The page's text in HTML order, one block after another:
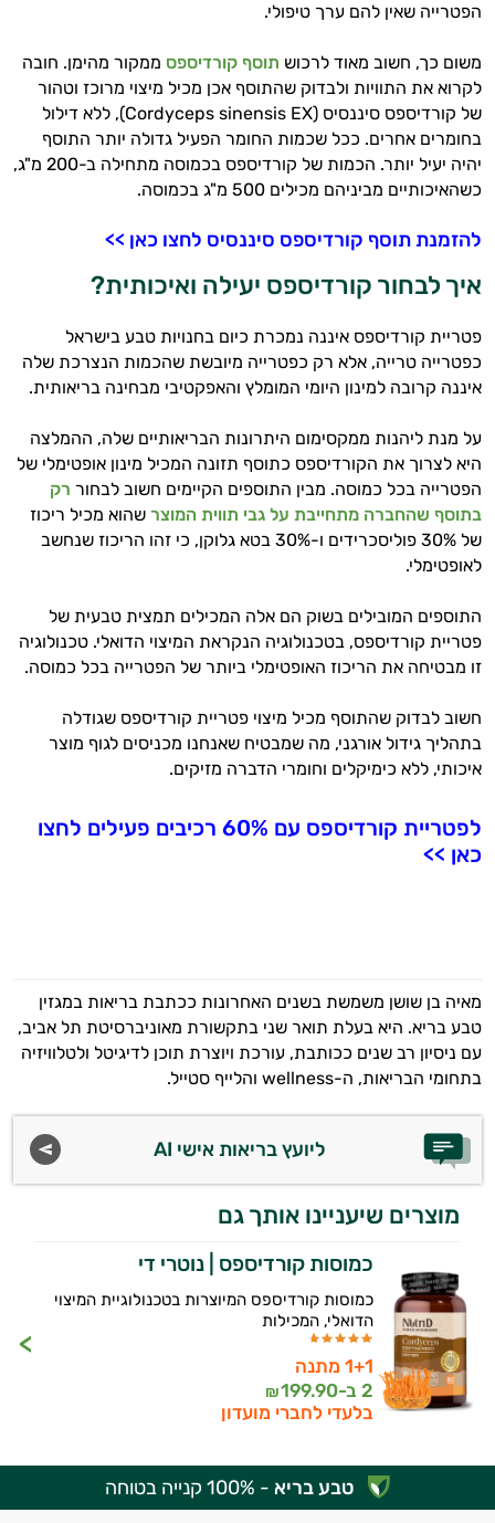
הפטרייה שאין להם ערך טיפולי.
משום כך, חשוב מאוד לרכוש תוסף קורדיספס ממקור מהימן. חובה
לקרוא את התוויות ולבדוק שהתוסף אכן מכיל מיצוי מרוכז וטהור
של קורדיספס סיננסיס (Cordyceps sinensis EX), ללא דילול
בחומרים אחרים. ככל שכמות החומר הפעיל גדולה יותר התוסף
יהיה יעיל יותר. הכמות של קורדיספס בכמוסה מתחילה ב-200 מ"ג,
כשהאיכותיים מביניהם מכילים 500 מ"ג בכמוסה.
להזמנת תוסף קורדיספס סיננסיס לחצו כאן >>
איך לבחור קורדיספס יעילה ואיכותית?
פטריית קורדיספס איננה נמכרת כיום בחנויות טבע בישראל
כפטרייה טרייה, אלא רק כפטרייה מיובשת שהכמות הנצרכת שלה
איננה קרובה למינון היומי המומלץ והאפקטיבי מבחינה בריאותית.
על מנת ליהנות ממקסימום היתרונות הבריאותיים שלה, ההמלצה
היא לצרוך את הקורדיספס כתוסף תזונה המכיל מינון אופטימלי של
הפטרייה בכל כמוסה. מבין התוספים הקיימים חשוב לבחור רק
בתוסף שהחברה מתחייבת על גבי תווית המוצר שהוא מכיל ריכוז
של 30% פוליסכרידים ו-30% בטא גלוקן, כי זהו הריכוז שנחשב
לאופטימלי.
התוספים המובילים בשוק הם אלה המכילים תמצית טבעית של
פטריית קורדיספס, בטכנולוגיה הנקראת המיצוי הדואלי. טכנולוגיה
זו מבטיחה את הריכוז האופטימלי ביותר של הפטרייה בכל כמוסה.
חשוב לבדוק שהתוסף מכיל מיצוי פטריית קורדיספס שגודלה
בתהליך גידול אורגני, מה שמבטיח שאנחנו מכניסים לגוף מוצר
איכותי, ללא כימיקלים וחומרי הדברה מזיקים.
לפטריית קורדיספס עם 60% רכיבים פעילים לחצו
כאן >>
מאיה בן שושן משמשת בשנים האחרונות ככתבת בריאות במגזין
טבע בריא. היא בעלת תואר שני בתקשורת מאוניברסיטת תל אביב,
עם ניסיון רב שנים ככותבת, עורכת ויוצרת תוכן לדיגיטל ולטלוויזיה
בתחומי הבריאות, ה-wellness והלייף סטייל.
ליועץ בריאות אישי AI
מוצרים שיעניינו אותך גם
כמוסות קורדיספס | נוטרי די
כמוסות קורדיספס המיוצרות בטכנולוגיית המיצוי
הדואלי, המכילות
1+1 מתנה
2 ב-
199.90
₪
בלעדי לחברי מועדון
טבע בריא - 100% קנייה בטוחה